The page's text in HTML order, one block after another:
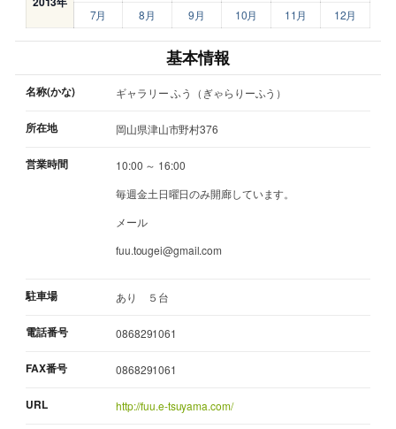
7月
8月 9月 10月 11月 12月
基本情報
名称(かな) ギャラリー ふう（ぎゃらりーふう）
所在地 岡山県津山市野村376
営業時間
10:00 ～ 16:00
毎週金土日曜日のみ開廊しています。
メール
fuu.tougei@gmail.com
駐車場 あり ５台
電話番号 0868291061
FAX番号 0868291061
URL http://fuu.e-tsuyama.com/